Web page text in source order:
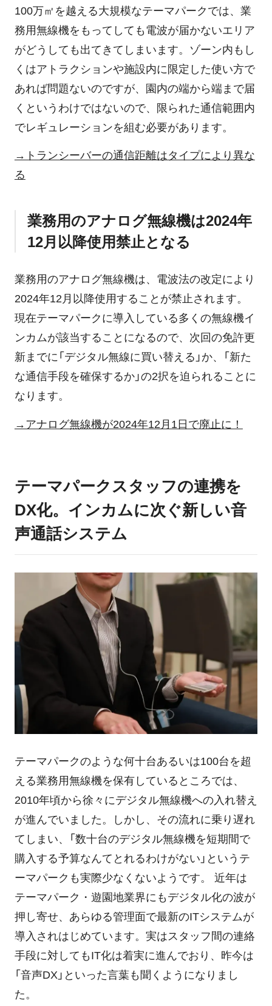
100万㎡を越える大規模なテーマパークでは、業
務用無線機をもってしても電波が届かないエリア
がどうしても出てきてしまいます。ゾーン内もし
くはアトラクションや施設内に限定した使い方で
あれば問題ないのですが、園内の端から端まで届
くというわけではないので、限られた通信範囲内
でレギュレーションを組む必要があります。
→トランシーバーの通信距離はタイプにより異な
る
業務用のアナログ無線機は2024年
12月以降使用禁止となる
業務用のアナログ無線機は、電波法の改定により
2024年12月以降使用することが禁止されます。
現在テーマパークに導入している多くの無線機イ
ンカムが該当することになるので、次回の免許更
新までに「デジタル無線に買い替える」か、「新た
な通信手段を確保するか」の2択を迫られることに
なります。
→アナログ無線機が2024年12月1日で廃止に！
テーマパークスタッフの連携を
DX化。インカムに次ぐ新しい音
声通話システム
テーマパークのような何十台あるいは100台を超
える業務用無線機を保有しているところでは、
2010年頃から徐々にデジタル無線機への入れ替え
が進んでいました。しかし、その流れに乗り遅れ
てしまい、「数十台のデジタル無線機を短期間で
購入する予算なんてとれるわけがない」というテ
ーマパークも実際少なくないようです。 近年は
テーマパーク・遊園地業界にもデジタル化の波が
押し寄せ、あらゆる管理面で最新のITシステムが
導入されはじめています。実はスタッフ間の連絡
手段に対してもIT化は着実に進んでおり、昨今は
「音声DX」といった言葉も聞くようになりまし
た。